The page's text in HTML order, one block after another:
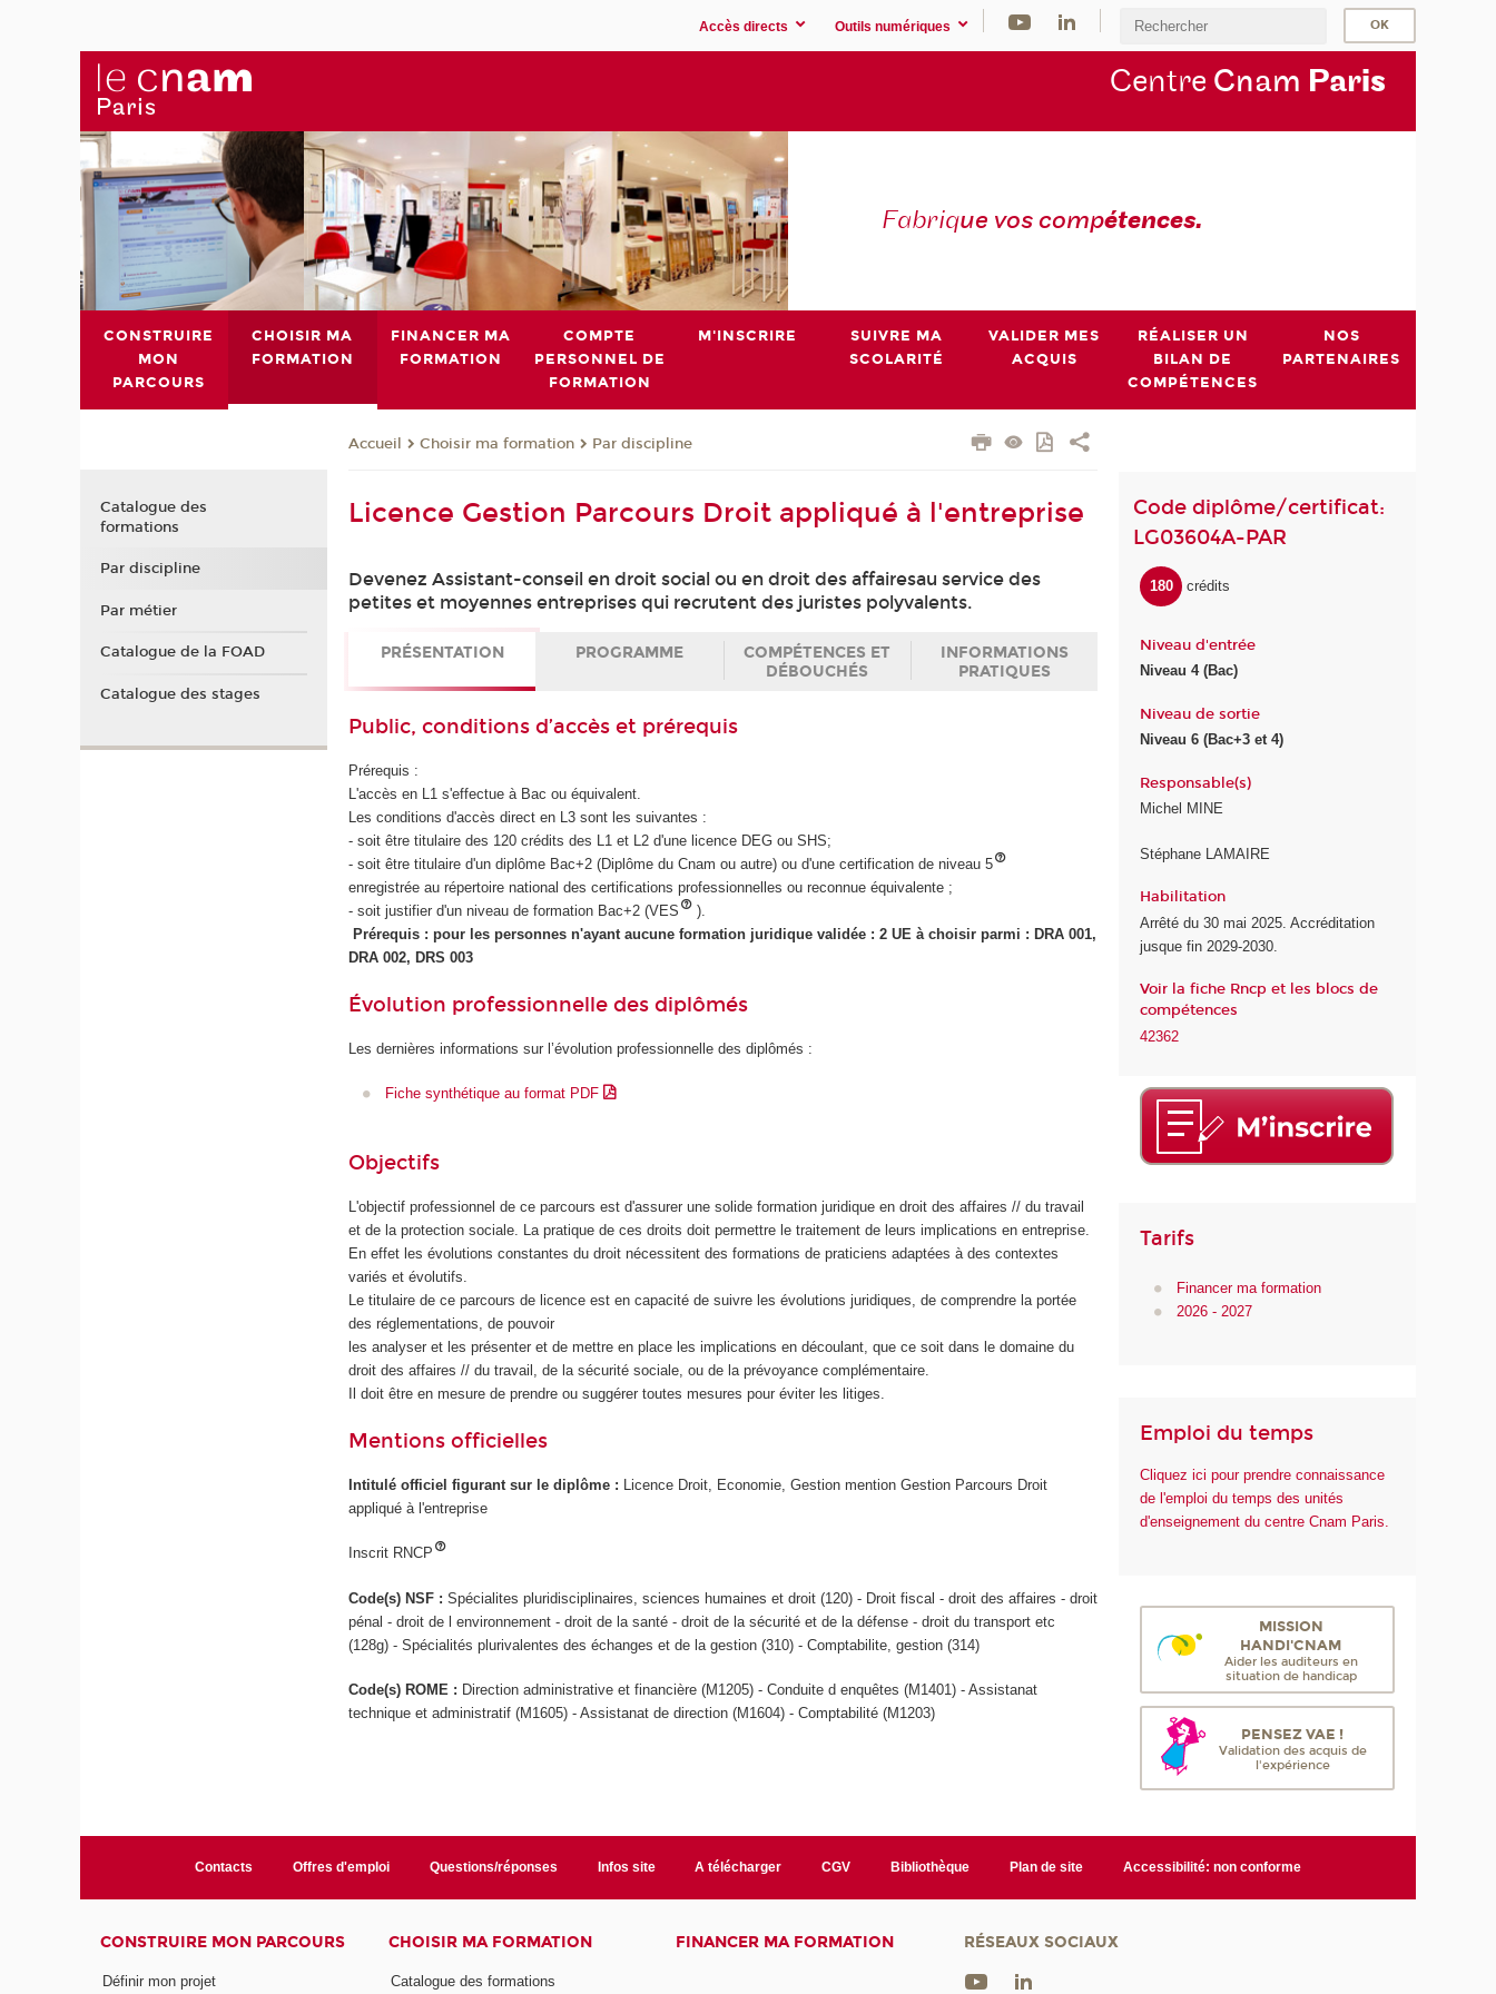
Accès directs Outils numériques
Centre Cnam Paris
Fabrique vos compétences.
CONSTRUIRE
MON
PARCOURS
CHOISIR MA
FORMATION
FINANCER MA
FORMATION
COMPTE
PERSONNEL DE
FORMATION
M'INSCRIRE
SUIVRE MA
SCOLARITÉ
VALIDER MES
ACQUIS
RÉALISER UN
BILAN DE
COMPÉTENCES
NOS
PARTENAIRES
Accueil Choisir ma formation Par discipline
Licence Gestion Parcours Droit appliqué à l'entreprise
Devenez Assistant-conseil en droit social ou en droit des affairesau service des
petites et moyennes entreprises qui recrutent des juristes polyvalents.
PRÉSENTATION PROGRAMME
COMPÉTENCES ET
DÉBOUCHÉS
INFORMATIONS
PRATIQUES
Public, conditions d’accès et prérequis
Prérequis :
L'accès en L1 s'effectue à Bac ou équivalent.
Les conditions d'accès direct en L3 sont les suivantes :
- soit être titulaire des 120 crédits des L1 et L2 d'une licence DEG ou SHS;
- soit être titulaire d'un diplôme Bac+2 (Diplôme du Cnam ou autre) ou d'une certification de niveau 5
enregistrée au répertoire national des certifications professionnelles ou reconnue équivalente ;
- soit justifier d'un niveau de formation Bac+2 (VES
).
Prérequis : pour les personnes n'ayant aucune formation juridique validée : 2 UE à choisir parmi : DRA 001,
DRA 002, DRS 003
Évolution professionnelle des diplômés
Les dernières informations sur l’évolution professionnelle des diplômés :
Fiche synthétique au format PDF
Objectifs
L'objectif professionnel de ce parcours est d'assurer une solide formation juridique en droit des affaires // du travail
et de la protection sociale. La pratique de ces droits doit permettre le traitement de leurs implications en entreprise.
En effet les évolutions constantes du droit nécessitent des formations de praticiens adaptées à des contextes
variés et évolutifs.
Le titulaire de ce parcours de licence est en capacité de suivre les évolutions juridiques, de comprendre la portée
des réglementations, de pouvoir
les analyser et les présenter et de mettre en place les implications en découlant, que ce soit dans le domaine du
droit des affaires // du travail, de la sécurité sociale, ou de la prévoyance complémentaire.
Il doit être en mesure de prendre ou suggérer toutes mesures pour éviter les litiges.
Mentions officielles
Intitulé officiel figurant sur le diplôme : Licence Droit, Economie, Gestion mention Gestion Parcours Droit
appliqué à l'entreprise
Inscrit RNCP
Code(s) NSF :Spécialites pluridisciplinaires, sciences humaines et droit (120) - Droit fiscal - droit des affaires - droit
pénal - droit de l environnement - droit de la santé - droit de la sécurité et de la défense - droit du transport etc
(128g) - Spécialités plurivalentes des échanges et de la gestion (310) - Comptabilite, gestion (314)
Code(s) ROME : Direction administrative et financière (M1205) - Conduite d enquêtes (M1401) - Assistanat
technique et administratif (M1605) - Assistanat de direction (M1604) - Comptabilité (M1203)
Code diplôme/certificat:
LG03604A-PAR
180 crédits
Niveau d'entrée
Niveau 4 (Bac)
Niveau de sortie
Niveau 6 (Bac+3 et 4)
Responsable(s)
Michel MINE
Stéphane LAMAIRE
Habilitation
Arrêté du 30 mai 2025. Accréditation
jusque fin 2029-2030.
Voir la fiche Rncp et les blocs de
compétences
42362
Tarifs
Financer ma formation
2026 - 2027
Emploi du temps
Cliquez ici pour prendre connaissance
de l'emploi du temps des unités
d'enseignement du centre Cnam Paris.
MISSION
HANDI'CNAM
Aider les auditeurs en
situation de handicap
PENSEZ VAE !
Validation des acquis de
l'expérience
Catalogue des
formations
Par discipline
Par métier
Catalogue de la FOAD
Catalogue des stages
Contacts Offres d'emploi Questions/réponses Infos site A télécharger CGV Bibliothèque Plan de site Accessibilité: non conforme
CONSTRUIRE MON PARCOURS
Définir mon projet
CHOISIR MA FORMATION
Catalogue des formations
FINANCER MA FORMATION RÉSEAUX SOCIAUX